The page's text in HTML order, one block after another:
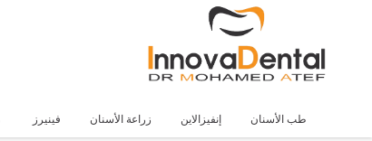
طب الأسنان إنفيزالاين زراعة الأسنان فينيرز